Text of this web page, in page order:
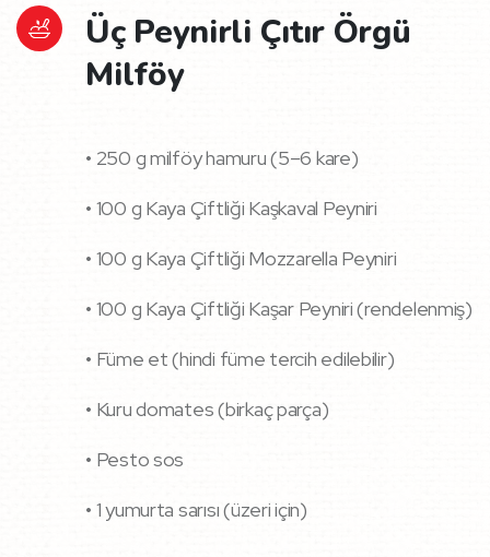
Üç Peynirli Çıtır Örgü
Milföy
• 250 g milföy hamuru (5–6 kare)
• 100 g Kaya Çiftliği Kaşkaval Peyniri
• 100 g Kaya Çiftliği Mozzarella Peyniri
• 100 g Kaya Çiftliği Kaşar Peyniri (rendelenmiş)
• Füme et (hindi füme tercih edilebilir)
• Kuru domates (birkaç parça)
• Pesto sos
• 1 yumurta sarısı (üzeri için)